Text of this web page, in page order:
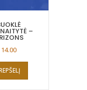
–
14.00